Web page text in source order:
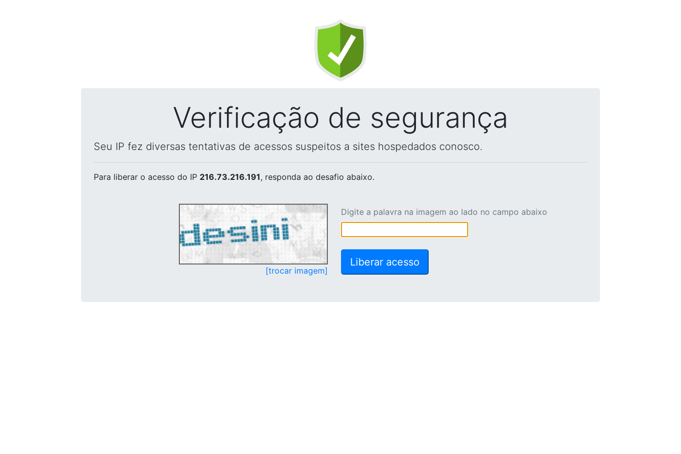
Verificação de segurança
Seu IP fez diversas tentativas de acessos suspeitos a sites hospedados conosco.
Para liberar o acesso do IP 216.73.216.191, responda ao desafio abaixo.
[trocar imagem]
Digite a palavra na imagem ao lado no campo abaixo